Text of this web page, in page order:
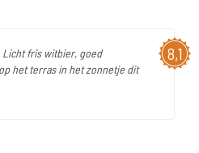
8,1
Licht fris witbier, goed
het terras in het zonnetje dit